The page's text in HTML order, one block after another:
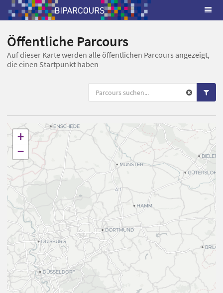
Öffentliche Parcours
Auf dieser Karte werden alle öffentlichen Parcours angezeigt,
die einen Startpunkt haben
+
−